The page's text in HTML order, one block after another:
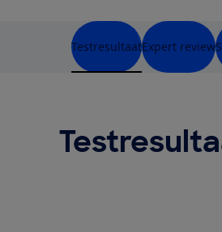
TestresultaatExpert review